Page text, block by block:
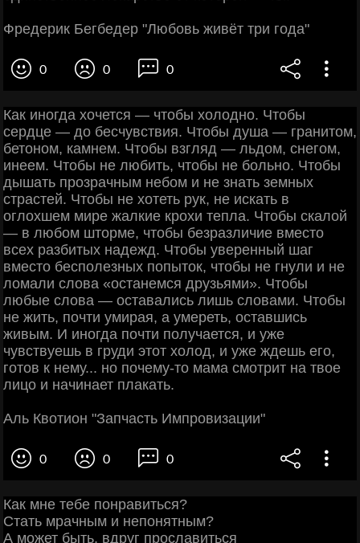
Фредерик Бегбедер "Любовь живёт три года"
0 0 0
Как иногда хочется — чтобы холодно. Чтобы
сердце — до бесчувствия. Чтобы душа — гранитом,
бетоном, камнем. Чтобы взгляд — льдом, снегом,
инеем. Чтобы не любить, чтобы не больно. Чтобы
дышать прозрачным небом и не знать земных
страстей. Чтобы не хотеть рук, не искать в
оглохшем мире жалкие крохи тепла. Чтобы скалой
— в любом шторме, чтобы безразличие вместо
всех разбитых надежд. Чтобы уверенный шаг
вместо бесполезных попыток, чтобы не гнули и не
ломали слова «останемся друзьями». Чтобы
любые слова — оставались лишь словами. Чтобы
не жить, почти умирая, а умереть, оставшись
живым. И иногда почти получается, и уже
чувствуешь в груди этот холод, и уже ждешь его,
готов к нему... но почему-то мама смотрит на твое
лицо и начинает плакать.
Аль Квотион "Запчасть Импровизации"
0 0 0
Как мне тебе понравиться?
Стать мрачным и непонятным?
А может быть, вдруг прославиться